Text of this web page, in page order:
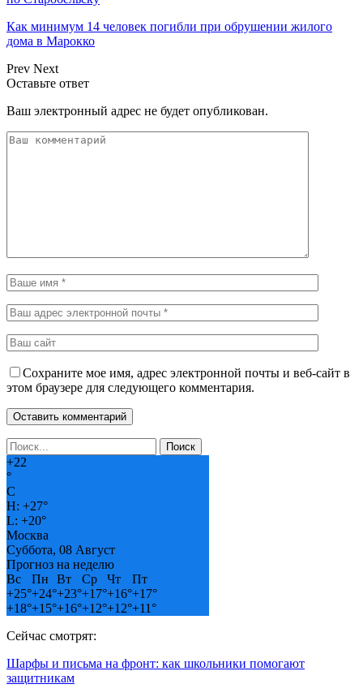
Как минимум 14 человек погибли при обрушении жилого
дома в Марокко
Prev Next
Оставьте ответ
Ваш электронный адрес не будет опубликован.
Сохраните мое имя, адрес электронной почты и веб-сайт в
этом браузере для следующего комментария.
+22
°
C
H: +27°
L: +20°
Москва
Суббота, 08 Август
Прогноз на неделю
Вс
Пн Вт Ср Чт
Пт
+25°+24°+23°+17°+16°+17°
+18°+15°+16°+12°+12°+11°
Сейчас смотрят:
Шарфы и письма на фронт: как школьники помогают
защитникам